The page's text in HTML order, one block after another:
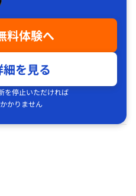
料体験へ
を見る
を停止いただければ
かりません